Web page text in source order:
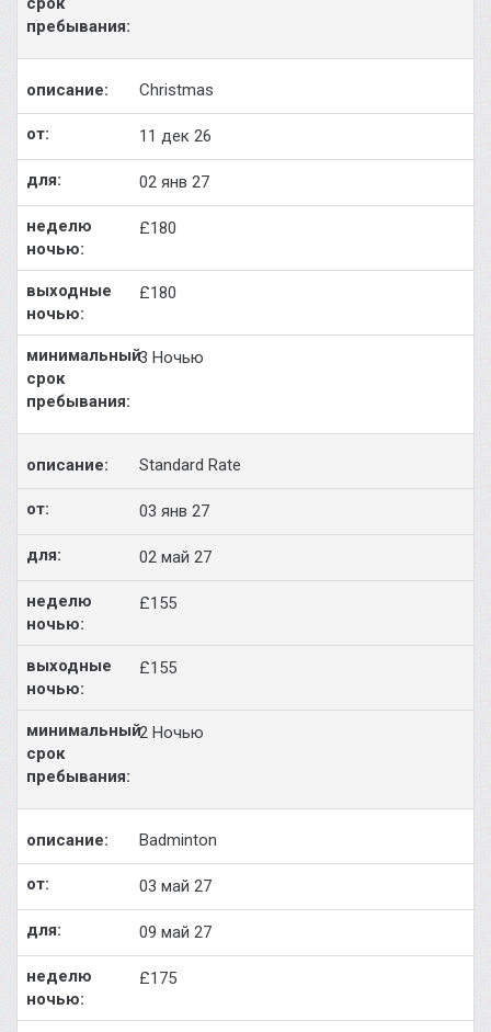
Christmas
11 дек 26
02 янв 27
£180
£180
3 Ночью
Standard Rate
03 янв 27
02 май 27
£155
£155
2 Ночью
Badminton
03 май 27
09 май 27
£175